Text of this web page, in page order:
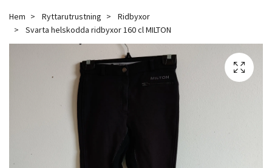
Hem Ryttarutrustning
Ridbyxor
Svarta helskodda ridbyxor 160 cl MILTON